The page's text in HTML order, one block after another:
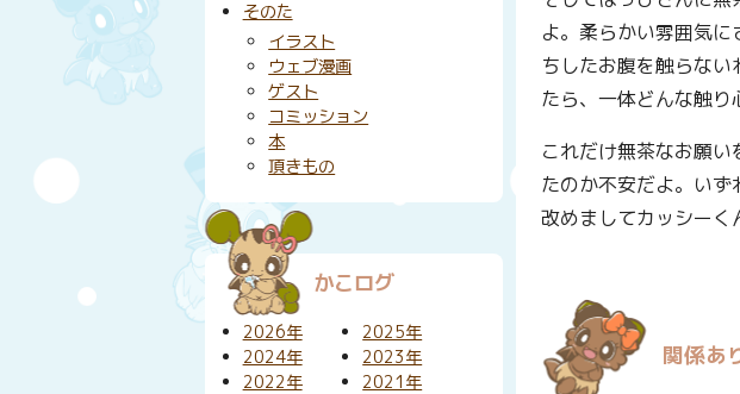
よ。柔らかい雰囲気
ちしたお腹を触らな
たら、一体どんな触り
これだけ無茶なお願
たのか不安だよ。いず
改めましてカッシーく
関係あ
そのた
イラスト
ウェブ漫画
ゲスト
コミッション
本
頂きもの
かこログ
2026年
2025年
2024年
2023年
2022年
2021年